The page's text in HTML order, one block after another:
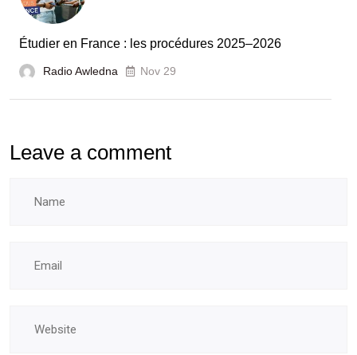
et
écoles
Étudier en France : les procédures 2025–2026
Radio Awledna Nov 29
Leave a comment